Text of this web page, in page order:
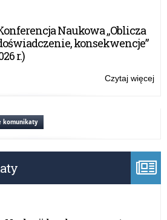
Naukowa „Oblicza
konsekwencje”
r.)
Czytaj więcej
komunikaty